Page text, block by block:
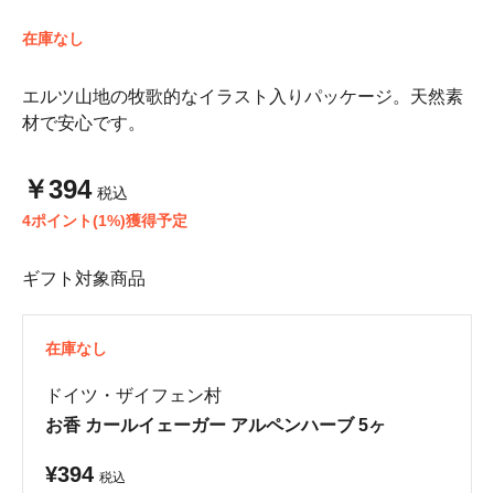
在庫なし
エルツ山地の牧歌的なイラスト入りパッケージ。天然素
材で安心です。
￥394 税込
4ポイント(1%)獲得予定
ギフト対象商品
在庫なし
ドイツ・ザイフェン村
お香 カールイェーガー アルペンハーブ 5ヶ
¥394 税込